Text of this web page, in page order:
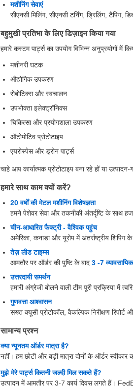
मशीनिंग सेवाएं
सीएनसी मिलिंग, सीएनसी टर्निंग, ड्रिलिंग, टैपिंग,
बहुमुखी प्रतिभा के लिए डिज़ाइन किया गया
हमारे कस्टम पार्ट्स का उपयोग विभिन्न अनुप्रयोगों में
मशीनरी घटक
औद्योगिक उपकरण
रोबोटिक्स और स्वचालन
उपभोक्ता इलेक्ट्रॉनिक्स
चिकित्सा और प्रयोगशाला उपकरण
ऑटोमोटिव प्रोटोटाइप
एयरोस्पेस और ड्रोन पार्ट्स
चाहे आप कार्यात्मक प्रोटोटाइप बना रहे हों या
हमारे साथ काम क्यों करें?
20 वर्षों की मेटल मशीनिंग विशेषज्ञता
हमने पेशेवर सेवा और तकनीकी अंतर्दृष्टि के साथ
चीन-आधारित फैक्ट्री - वैश्विक पहुंच
अमेरिका, कनाडा और यूरोप में अंतर्राष्ट्रीय शिपिंग
तेज़ लीड टाइम्स
आमतौर पर ऑर्डर की पुष्टि के बाद 3 -7 व्यावसायिक
उत्तरदायी समर्थन
हमारी अंग्रेजी बोलने वाली टीम पूरी प्रक्रिया में
गुणवत्ता आश्वासन
सख्त क्यूसी प्रोटोकॉल, वैकल्पिक निरीक्षण
सामान्य प्रश्न
क्या न्यूनतम ऑर्डर मात्रा है?
नहीं। हम छोटी और बड़ी मात्रा दोनों के ऑर्डर स्वीकार
मुझे मेरे पार्ट्स कितनी जल्दी मिल सकते हैं?
उत्पादन में आमतौर पर 3-7 कार्य दिवस लगते हैं।